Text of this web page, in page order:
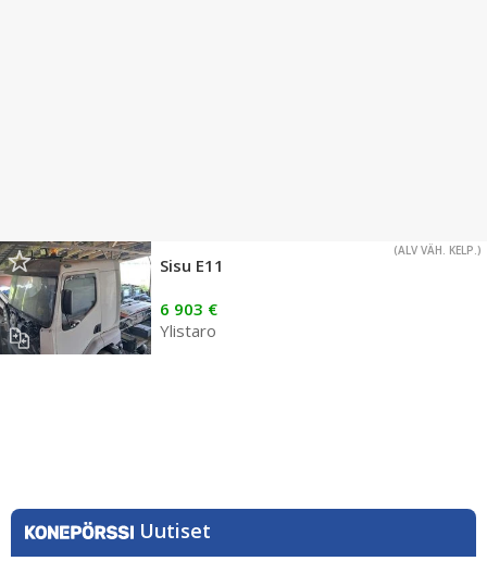
(ALV VÄH. KELP.)
Sisu E11
6 903 €
Ylistaro
Uutiset